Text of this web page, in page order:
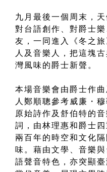
九月最後一個周末，
對台語創作、對爵士
友，一同進入《冬之
人及音樂人，把這塊
灣風味的爵士新聲。
本場音樂會由爵士作
人鄭順聰參考威廉・
原始詩作及舒伯特的
詞，由林理惠和爵士
兩百年的時空和文化
味。藉由文學、音樂
語聲音特色，亦突顯